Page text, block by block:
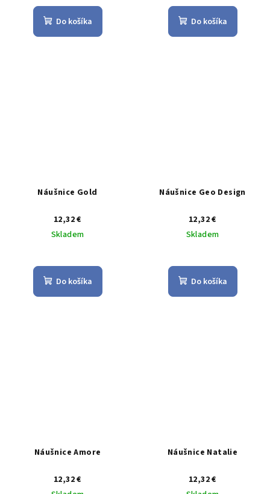
Do košíka Do košíka
Náušnice Gold
12,32 €
Skladem
Do košíka
Náušnice Geo Design
12,32 €
Skladem
Do košíka
Náušnice Amore
12,32 €
Náušnice Natalie
12,32 €